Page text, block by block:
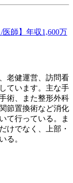
師】年収1,600万
老健運営、訪問看
ています。主な手
術、また整形外科
節置換術など消化
て行っている。ま
けでなく、上部・
る。